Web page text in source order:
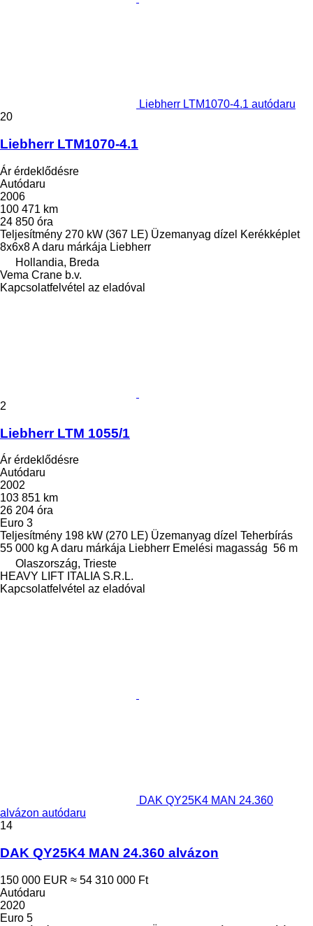
Liebherr LTM1070-4.1 autódaru
20
Liebherr LTM1070-4.1
Ár érdeklődésre
Autódaru
2006
100 471 km
24 850 óra
Teljesítmény 270 kW (367 LE) Üzemanyag dízel Kerékképlet
8x6x8A daru márkája Liebherr
Hollandia, Breda
Vema Crane b.v.
Kapcsolatfelvétel az eladóval
2
Liebherr LTM 1055/1
Ár érdeklődésre
Autódaru
2002
103 851 km
26 204 óra
Euro 3
Teljesítmény 198 kW (270 LE) Üzemanyag dízel Teherbírás
55 000 kg A daru márkája Liebherr Emelési magasság 56 m
Olaszország, Trieste
HEAVY LIFT ITALIA S.R.L.
Kapcsolatfelvétel az eladóval
DAK QY25K4 MAN 24.360
alvázon autódaru
14
DAK QY25K4 MAN 24.360 alvázon
150 000 EUR ≈ 54 310 000 Ft
Autódaru
2020
Euro 5